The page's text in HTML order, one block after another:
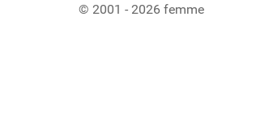
© 2001 - 2026 femme